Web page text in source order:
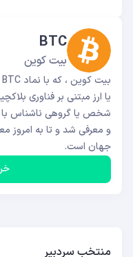
BTC
بیت کوین
شخص یا گروهی ناشناس با
و معرفی شد و تا به امروز
جهان است.
منتخب سردبیر